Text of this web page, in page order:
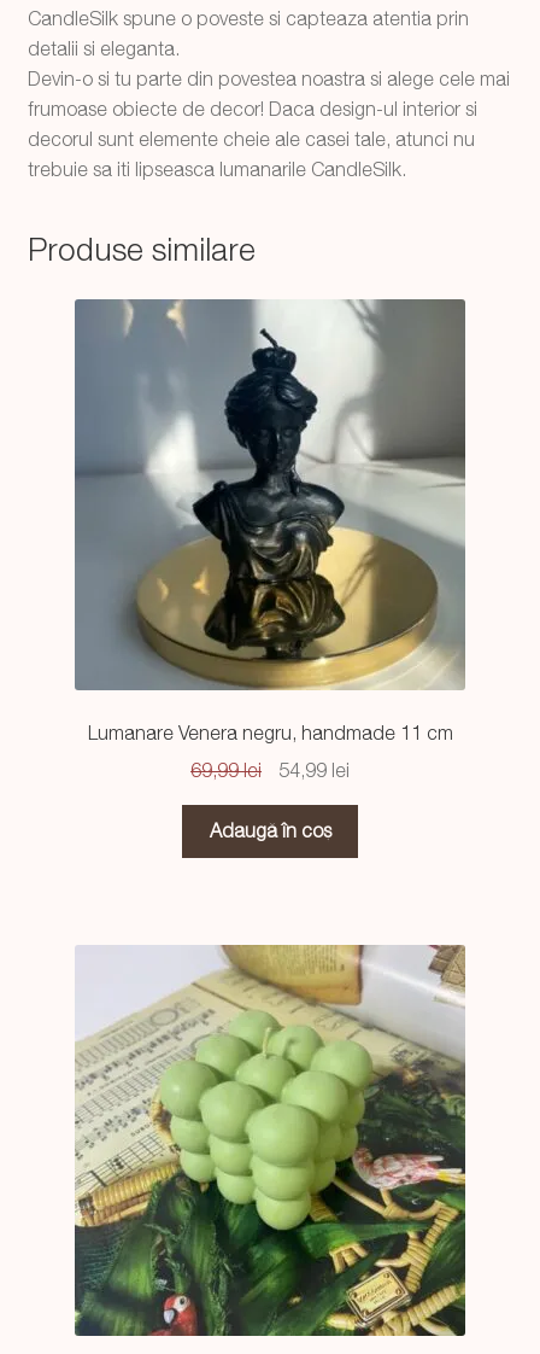
CandleSilk spune o poveste si capteaza atentia prin
detalii si eleganta.
Devin-o si tu parte din povestea noastra si alege cele mai
frumoase obiecte de decor! Daca design-ul interior si
decorul sunt elemente cheie ale casei tale, atunci nu
trebuie sa iti lipseasca lumanarile CandleSilk.
Produse similare
Lumanare Venera negru, handmade 11 cm
69,99lei
Prețul
a
fost:
54,99 leiPrețul
54,99 lei.
Adaugă în coș